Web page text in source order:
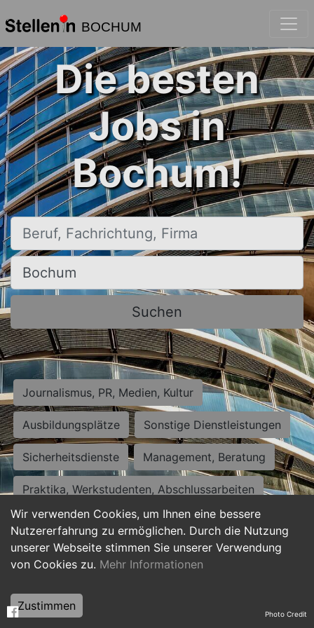
BOCHUM
Wir verwenden Cookies, um Ihnen eine bessere
Nutzererfahrung zu ermöglichen. Durch die Nutzung
unserer Webseite stimmen Sie unserer Verwendung
von Cookies zu. Mehr Informationen
Zustimmen
Die besten
Jobs in
Bochum!
Beruf, Fachrichtung, Firma
Ort, Stadt
Suchen
Journalismus, PR, Medien, Kultur
Ausbildungsplätze Sonstige Dienstleistungen
Sicherheitsdienste Management, Beratung
Praktika, Werkstudenten, Abschlussarbeiten
Personalwesen Assistenz, Sekretariat
Hilfskräfte, Aushilfs- und Nebenjobs
Weiterbildung, Studium, duale Ausbildung Photo Credit